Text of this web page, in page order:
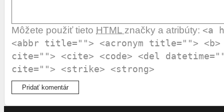
Môžete použiť tieto HTML značky a atribúty: <a
<abbr title=""> <acronym title=""> <b>
cite=""> <cite> <code> <del
cite=""> <strike> <strong>